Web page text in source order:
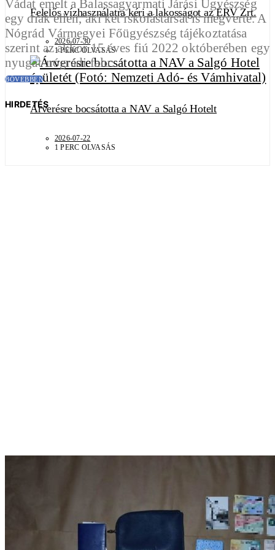
Felelős vízhasználatra kéri a lakosságot az ÉRV Zrt.
2026-07-30
1 PERC OLVASÁS
Árverésre bocsátotta a NAV a Salgó Hotelt
2026-07-22
1 PERC OLVASÁS
Vádat emelt a Balassagyarmati Járási Ügyészség
egy diák ellen, aki két iskolástársát is megverte. A
Nógrád Vármegyei Főügyészség tájékoztatása
szerint az akkor 15 éves fiú 2022 októberében egy
nyugat-nógrádi falu…
BŐVEBBEN
HIRDETÉS